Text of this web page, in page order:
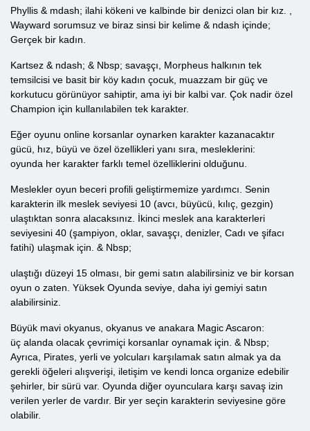
Phyllis & mdash; ilahi kökeni ve kalbinde bir denizci olan bir kız. ,
Wayward sorumsuz ve biraz sinsi bir kelime & ndash içinde;
Gerçek bir kadın.
Kartsez & ndash; & Nbsp; savaşçı, Morpheus halkının tek
temsilcisi ve basit bir köy kadın çocuk, muazzam bir güç ve
korkutucu görünüyor sahiptir, ama iyi bir kalbi var. Çok nadir özel
Champion için kullanılabilen tek karakter.
Eğer oyunu online korsanlar oynarken karakter kazanacaktır
gücü, hız, büyü ve özel özellikleri yanı sıra, mesleklerini:
oyunda her karakter farklı temel özelliklerini olduğunu.
Meslekler oyun beceri profili geliştirmemize yardımcı. Senin
karakterin ilk meslek seviyesi 10 (avcı, büyücü, kılıç, gezgin)
ulaştıktan sonra alacaksınız. İkinci meslek ana karakterleri
seviyesini 40 (şampiyon, oklar, savaşçı, denizler, Cadı ve şifacı
fatihi) ulaşmak için. & Nbsp;
ulaştığı düzeyi 15 olması, bir gemi satın alabilirsiniz ve bir korsan
oyun o zaten. Yüksek Oyunda seviye, daha iyi gemiyi satın
alabilirsiniz.
Büyük mavi okyanus, okyanus ve anakara Magic Ascaron:
üç alanda olacak çevrimiçi korsanlar oynamak için. & Nbsp;
Ayrıca, Pirates, yerli ve yolcuları karşılamak satın almak ya da
gerekli öğeleri alışverişi, iletişim ve kendi lonca organize edebilir
şehirler, bir sürü var. Oyunda diğer oyunculara karşı savaş izin
verilen yerler de vardır. Bir yer seçin karakterin seviyesine göre
olabilir.